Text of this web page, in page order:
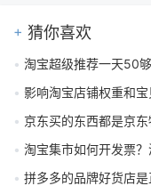
猜你喜欢
淘宝超级推荐一天50
影响淘宝店铺权重和宝
京东买的东西都是京
淘宝集市如何开发票
拼多多的品牌好货店